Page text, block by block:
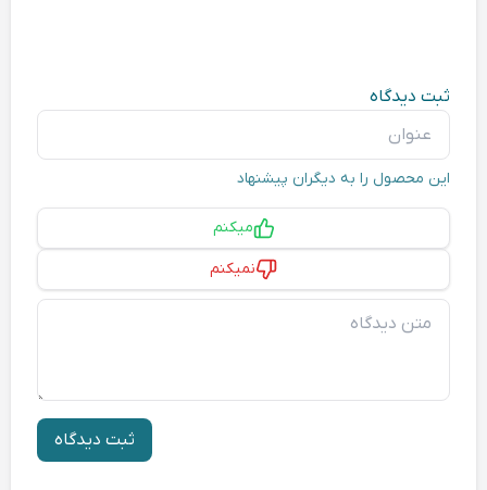
ثبت دیدگاه
عنوان
این محصول را به دیگران پیشنهاد
پیشنهاد
میکنم
نمیکنم
متن دیدگاه
ثبت دیدگاه